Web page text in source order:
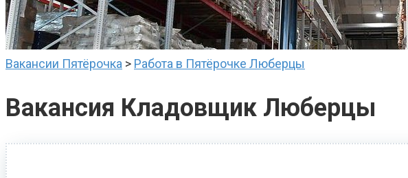
Вакансии Пятёрочка > Работа в Пятёрочке Люберцы
Вакансия Кладовщик Люберцы